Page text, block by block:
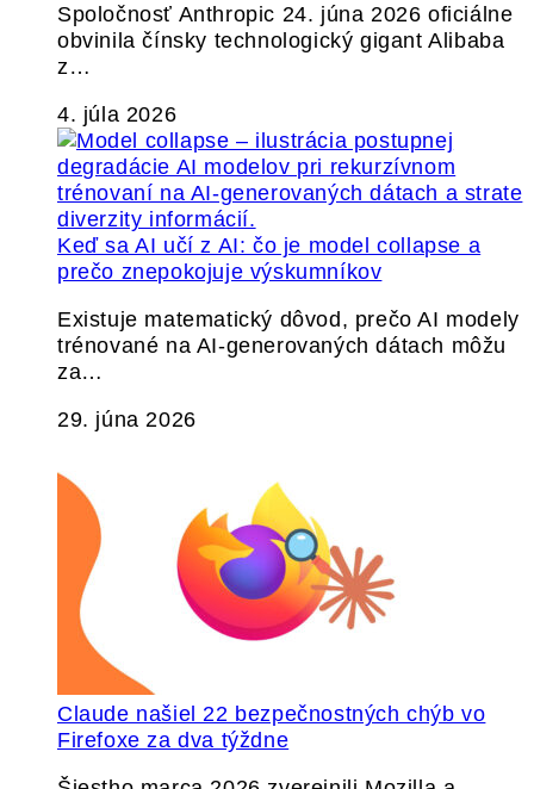
Spoločnosť Anthropic 24. júna 2026 oficiálne
obvinila čínsky technologický gigant Alibaba
z…
4. júla 2026
Keď sa AI učí z AI: čo je model collapse a
prečo znepokojuje výskumníkov
Existuje matematický dôvod, prečo AI modely
trénované na AI-generovaných dátach môžu
za…
29. júna 2026
Claude našiel 22 bezpečnostných chýb vo
Firefoxe za dva týždne